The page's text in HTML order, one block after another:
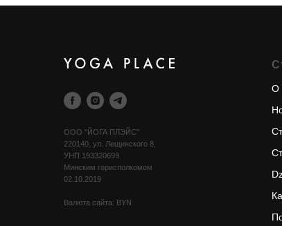
OOO "ЙОГА ПЛЭЙС"
220140, ул. Лещинского 8,
УНП 193320699
Минским горисполкомом
02.10.2019
Валюта сайта: BYN
О